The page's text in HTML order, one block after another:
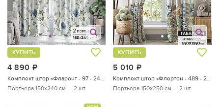
4 890
КУПИТЬ
Портьера 150х240 см — 2 шт.
5 010
КУПИТЬ
Портьера 150х250 см — 2 шт.